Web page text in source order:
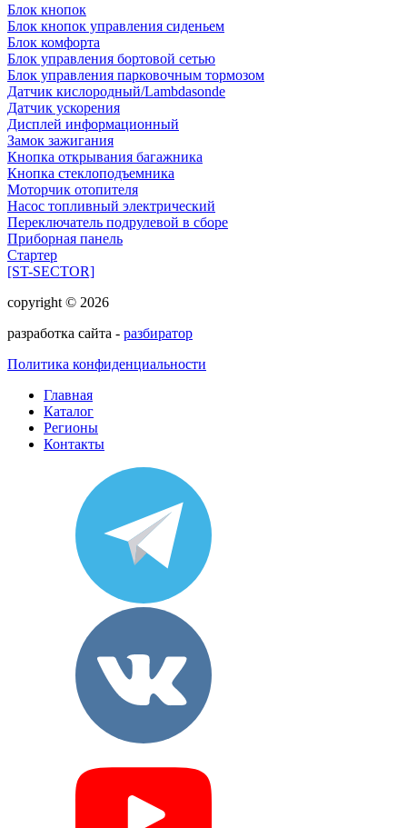
Блок кнопок
Блок кнопок управления сиденьем
Блок комфорта
Блок управления бортовой сетью
Блок управления парковочным тормозом
Датчик кислородный/Lambdasonde
Датчик ускорения
Дисплей информационный
Замок зажигания
Кнопка открывания багажника
Кнопка стеклоподъемника
Моторчик отопителя
Насос топливный электрический
Переключатель подрулевой в сборе
Приборная панель
Стартер
[ST-SECTOR]
copyright © 2026
разработка сайта - разбиратор
Политика конфиденциальности
Главная
Каталог
Регионы
Контакты